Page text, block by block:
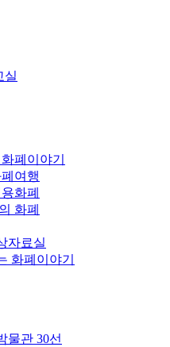
실
폐이야기
여행
화폐
화폐
자료실
화폐이야기
물관 30선